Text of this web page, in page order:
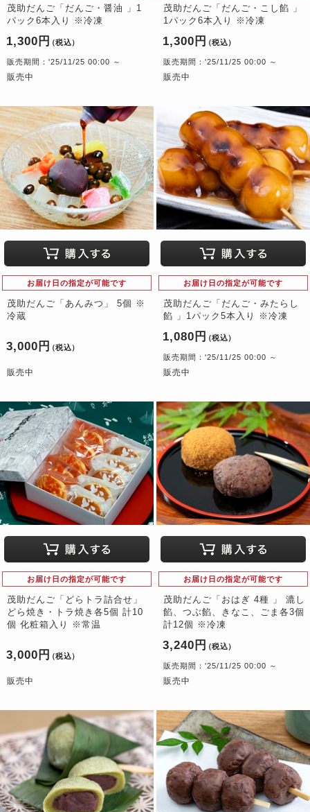
茂助だんご「だんご・醤油 」1
パック6本入り ※冷凍
1,300円 （税込）
販売期間：'25/11/25 00:00 ～
販売中
茂助だんご「だんご・こし餡 」
1パック6本入り ※冷凍
1,300円 （税込）
販売期間：'25/11/25 00:00 ～
販売中
お届け日の指定が可能です
茂助だんご「あんみつ」 5個 ※
冷蔵
3,000円 （税込）
販売中
お届け日の指定が可能です
茂助だんご「だんご・みたらし
餡 」1パック5本入り ※冷凍
1,080円 （税込）
販売期間：'25/11/25 00:00 ～
販売中
お届け日の指定が可能です
茂助だんご「どらトラ詰合せ」
どら焼き・トラ焼き各5個 計10
個 化粧箱入り ※常温
3,000円 （税込）
販売中
お届け日の指定が可能です
茂助だんご「おはぎ 4種 」 漉し
餡、つぶ餡、きなこ、ごま各3個
計12個 ※冷凍
3,240円 （税込）
販売期間：'25/11/25 00:00 ～
販売中